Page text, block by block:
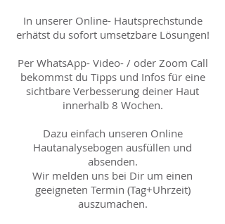
In unserer Online- Hautsprechstunde
erhätst du sofort umsetzbare Lösungen!
Per WhatsApp- Video- / oder Zoom Call
bekommst du Tipps und Infos für eine
sichtbare Verbesserung deiner Haut
innerhalb 8 Wochen.
Dazu einfach unseren Online
Hautanalysebogen ausfüllen und
absenden.
Wir melden uns bei Dir um einen
geeigneten Termin (Tag+Uhrzeit)
auszumachen.